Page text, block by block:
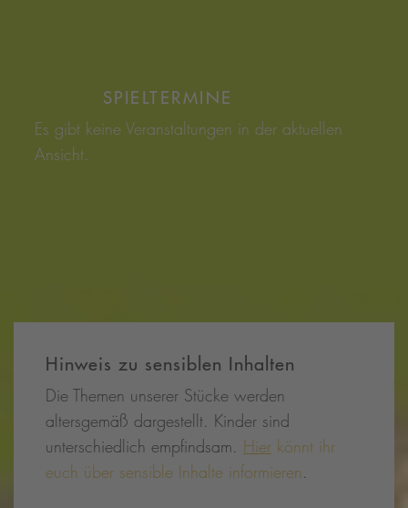
SPIELTERMINE
Es gibt keine Veranstaltungen in der aktuellen
Ansicht.
Hinweis zu sensiblen Inhalten
Die Themen unserer Stücke werden
altersgemäß dargestellt. Kinder sind
unterschiedlich empfindsam. Hier könnt ihr
euch über sensible Inhalte informieren.